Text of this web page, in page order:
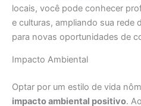
locais, você pode conhecer
e culturas, ampliando sua rede
para novas oportunidades de
Impacto Ambiental
Optar por um estilo de vida
impacto ambiental positivo.